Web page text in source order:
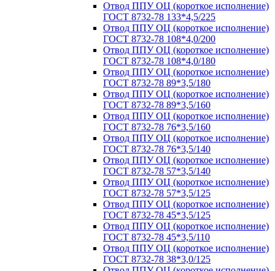
Отвод ППУ ОЦ (короткое исполнение)
ГОСТ 8732-78 133*4,5/225
Отвод ППУ ОЦ (короткое исполнение)
ГОСТ 8732-78 108*4,0/200
Отвод ППУ ОЦ (короткое исполнение)
ГОСТ 8732-78 108*4,0/180
Отвод ППУ ОЦ (короткое исполнение)
ГОСТ 8732-78 89*3,5/180
Отвод ППУ ОЦ (короткое исполнение)
ГОСТ 8732-78 89*3,5/160
Отвод ППУ ОЦ (короткое исполнение)
ГОСТ 8732-78 76*3,5/160
Отвод ППУ ОЦ (короткое исполнение)
ГОСТ 8732-78 76*3,5/140
Отвод ППУ ОЦ (короткое исполнение)
ГОСТ 8732-78 57*3,5/140
Отвод ППУ ОЦ (короткое исполнение)
ГОСТ 8732-78 57*3,5/125
Отвод ППУ ОЦ (короткое исполнение)
ГОСТ 8732-78 45*3,5/125
Отвод ППУ ОЦ (короткое исполнение)
ГОСТ 8732-78 45*3,5/110
Отвод ППУ ОЦ (короткое исполнение)
ГОСТ 8732-78 38*3,0/125